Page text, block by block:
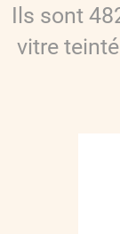
Ils sont
vitre